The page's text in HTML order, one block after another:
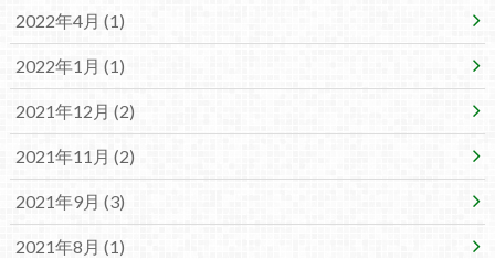
2022年4月 (1)
2022年1月 (1)
2021年12月 (2)
2021年11月 (2)
2021年9月 (3)
2021年8月 (1)